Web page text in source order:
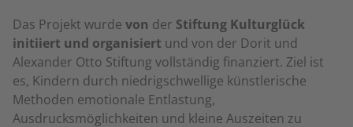
Das Projekt wurde von der Stiftung Kulturglück
initiiert und organisiert und von der Dorit und
Alexander Otto Stiftung vollständig finanziert. Ziel ist
es, Kindern durch niedrigschwellige künstlerische
Methoden emotionale Entlastung,
Ausdrucksmöglichkeiten und kleine Auszeiten zu